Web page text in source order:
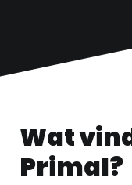
Wat
Primal?